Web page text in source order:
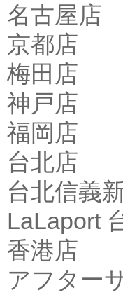
名古屋店
京都店
梅田店
神戸店
福岡店
台北店
台北信義
LaLaport
香港店
アフター